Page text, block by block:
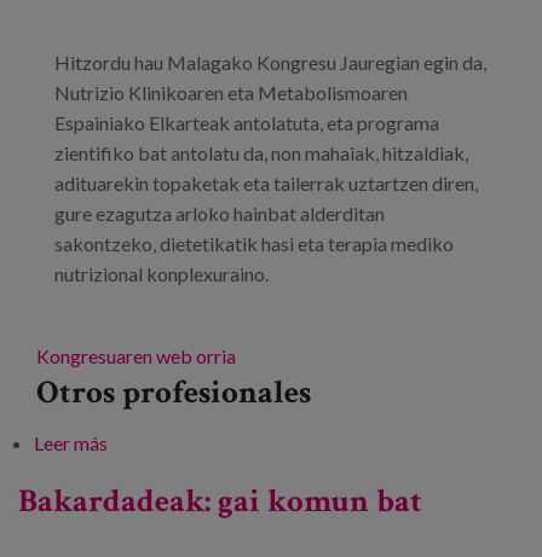
Hitzordu hau Malagako Kongresu Jauregian egin da,
Nutrizio Klinikoaren eta Metabolismoaren
Espainiako Elkarteak antolatuta, eta programa
zientifiko bat antolatu da, non mahaiak, hitzaldiak,
adituarekin topaketak eta tailerrak uztartzen diren,
gure ezagutza arloko hainbat alderditan
sakontzeko, dietetikatik hasi eta terapia mediko
nutrizional konplexuraino.
Kongresuaren web orria
Otros profesionales
Leer más
Bakardadeak: gai komun bat